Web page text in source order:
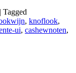
| Tagged
, knoflook,
ui, cashewnoten,